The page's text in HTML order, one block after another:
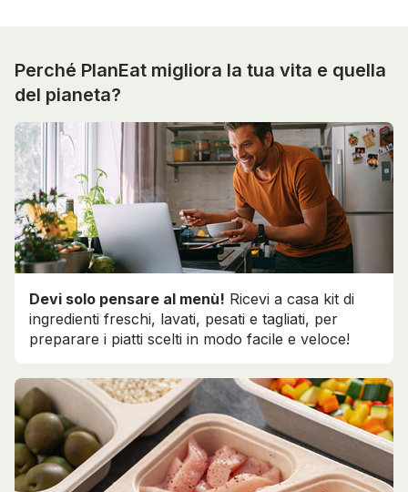
Perché PlanEat migliora la tua vita e quella
del pianeta?
Devi solo pensare al menù! Ricevi a casa kit di
ingredienti freschi, lavati, pesati e tagliati, per
preparare i piatti scelti in modo facile e veloce!